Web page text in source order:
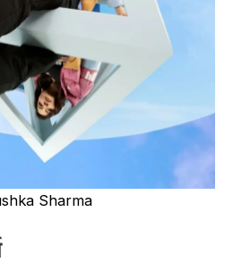
Sharma